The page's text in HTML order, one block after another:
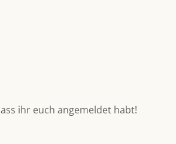
ihr euch angemeldet habt!